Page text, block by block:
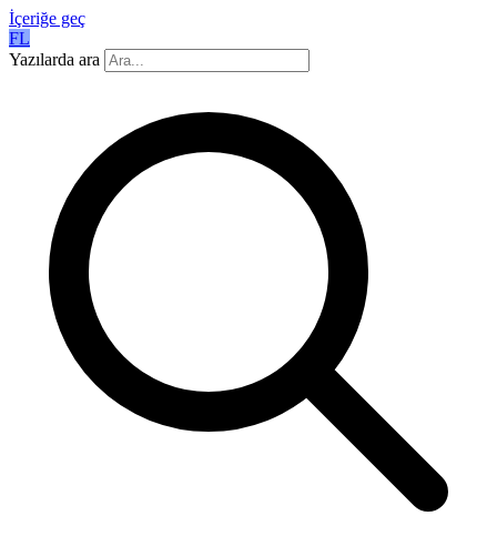
İçeriğe geç
FL
Yazılarda ara